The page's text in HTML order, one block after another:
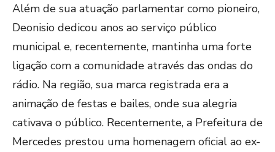
Além de sua atuação parlamentar como pioneiro,
Deonisio dedicou anos ao serviço público
municipal e, recentemente, mantinha uma forte
ligação com a comunidade através das ondas do
rádio. Na região, sua marca registrada era a
animação de festas e bailes, onde sua alegria
cativava o público. Recentemente, a Prefeitura de
Mercedes prestou uma homenagem oficial ao ex-